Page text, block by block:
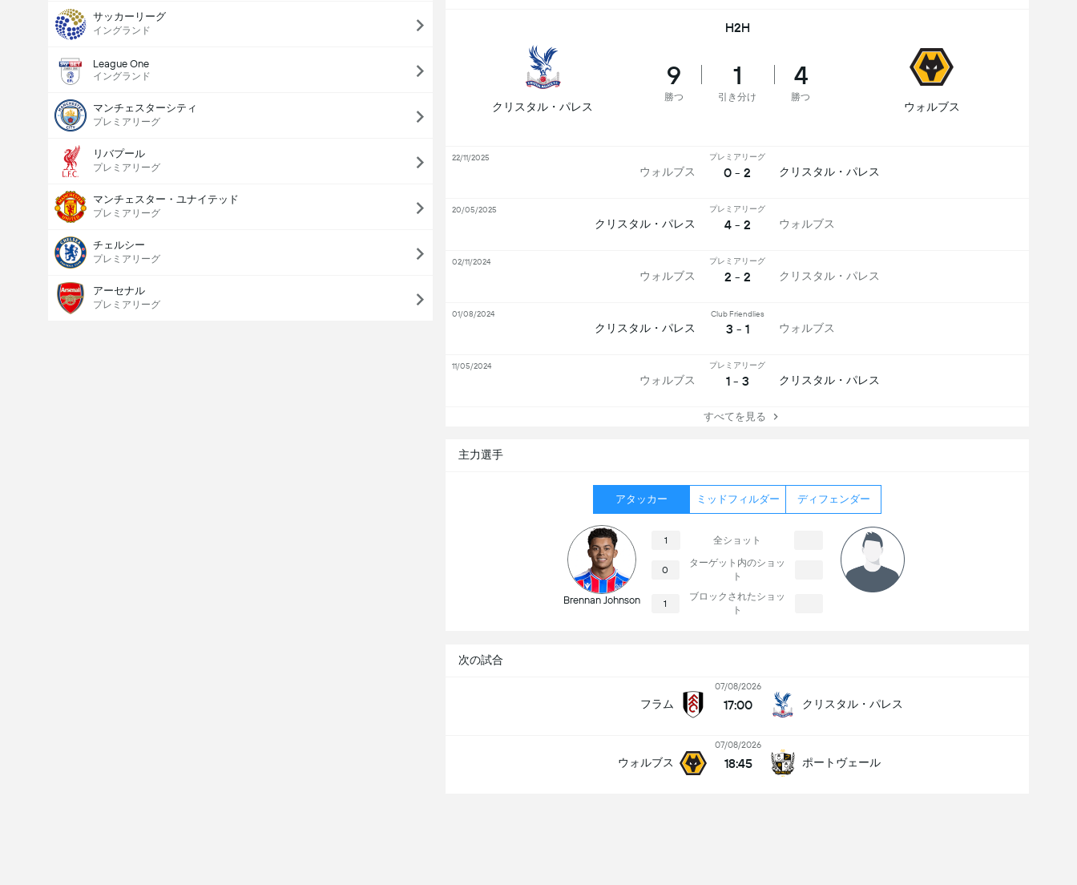
サッカーリーグ
イングランド
League One
イングランド
マンチェスターシティ
プレミアリーグ
リバプール
プレミアリーグ
マンチェスター・ユナイテッド
プレミアリーグ
チェルシー
プレミアリーグ
アーセナル
プレミアリーグ
次の試合
フラム
07/08/2026
17:00 クリスタル・パレス
ウォルブス
07/08/2026
18:45 ポートヴェール
主力選手
アタッカー ミッドフィルダー ディフェンダー
Brennan Johnson
1 全ショット
0
ターゲット内のショッ
ト
1
ブロックされたショッ
ト
H2H
クリスタル・パレス
9
勝つ
1
引き分け
4
勝つ
ウォルブス
ウォルブス
プレミアリーグ
0 - 2 クリスタル・パレス
22/11/2025
クリスタル・パレス
プレミアリーグ
4 - 2 ウォルブス
20/05/2025
ウォルブス
プレミアリーグ
2 - 2 クリスタル・パレス
02/11/2024
クリスタル・パレス
Club Friendlies
3 - 1 ウォルブス
01/08/2024
ウォルブス
プレミアリーグ
1 - 3 クリスタル・パレス
11/05/2024
すべてを見る